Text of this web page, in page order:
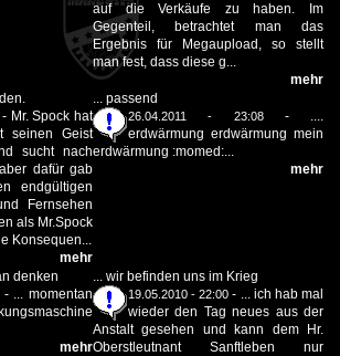
auf die Verkäufe zu haben. Im
Gegenteil, betrachtet man das
Ergebnis für Megaupload, so stellt
man fest, dass diese g...
mehr
- Mr. Spock hat
seinen Geist
sucht nach
dafür gab
endgültigen
Fernsehen
als Mr.Spock
Konsequen...
mehr
... passend
26.04.2011 - 23:08- ....
erdwärmung erdwärmung mein
erdwärmung :momed:...
mehr
denken
- ... momentan
mehr
... wir befinden uns im Krieg
19.05.2010 - 22:00 - ... ich hab mal
wieder den Tag neues aus der
Anstalt gesehen und kann dem Hr.
Oberstleutnant Sanftleben nur